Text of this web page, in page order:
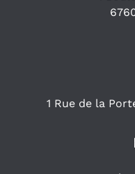
1 Rue de la